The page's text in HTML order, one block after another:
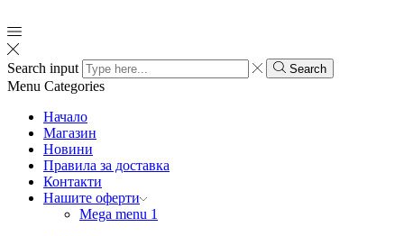
Search input Search
Menu Categories
Начало
Магазин
Новини
Правила за доставка
Контакти
Нашите оферти
Mega menu 1